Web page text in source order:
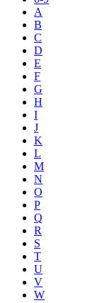
A
B
C
D
E
F
G
H
I
J
K
L
M
N
O
P
Q
R
S
T
U
V
W